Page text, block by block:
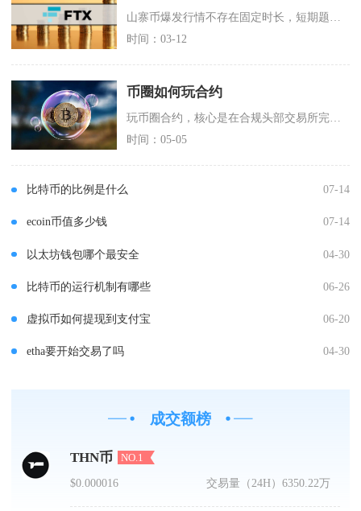
时间：03-12
币圈如何玩合约
时间：05-05
比特币的比例是什么 07-14
ecoin币值多少钱 07-14
以太坊钱包哪个最安全 04-30
比特币的运行机制有哪些 06-26
虚拟币如何提现到支付宝 06-20
etha要开始交易了吗 04-30
成交额榜
THN币 NO.1
$0.000016 交易量（24H）6350.22万